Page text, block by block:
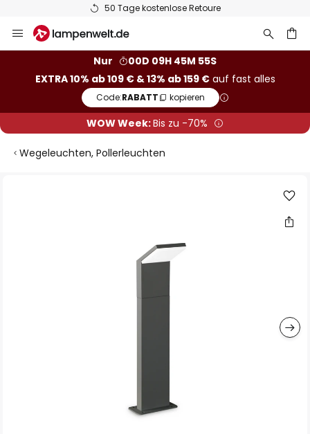
50 Tage kostenlose Retoure
Inhalt
Nur
00D 09H 45M 54S
EXTRA 10% ab 109 € & 13% ab 159 €auf fast alles
Code:RABATT kopieren
WOW Week:Bis zu -70%
Wegeleuchten, Pollerleuchten